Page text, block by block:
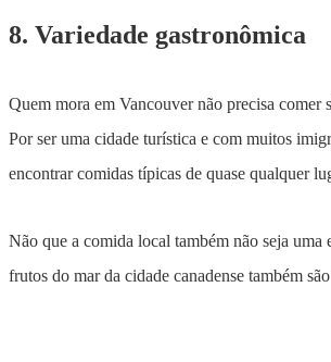
8. Variedade gastronômica
Quem mora em Vancouver não precisa comer
Por ser uma cidade turística e com muitos
encontrar comidas típicas de quase qualquer
Não que a comida local também não seja
frutos do mar da cidade canadense também